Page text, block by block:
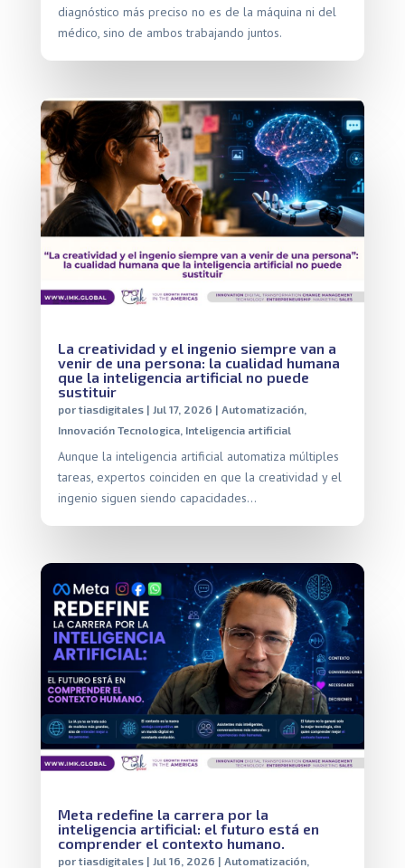
diagnóstico más preciso no es de la máquina ni del
médico, sino de ambos trabajando juntos.
La creatividad y el ingenio siempre van a
venir de una persona: la cualidad humana
que la inteligencia artificial no puede
sustituir
por tiasdigitales| Jul 17, 2026 | Automatización,
Innovación Tecnologica, Inteligencia artificial
Aunque la inteligencia artificial automatiza múltiples
tareas, expertos coinciden en que la creatividad y el
ingenio siguen siendo capacidades…
Meta redefine la carrera por la
inteligencia artificial: el futuro está en
comprender el contexto humano.
por tiasdigitales| Jul 16, 2026 | Automatización,